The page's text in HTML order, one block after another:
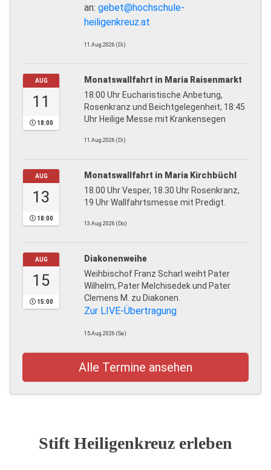
an: gebet@hochschule-
heiligenkreuz.at
11.Aug.2026 (Di)
AUG
11
18:00
Monatswallfahrt in Maria Raisenmarkt
18:00 Uhr Eucharistische Anbetung,
Rosenkranz und Beichtgelegenheit; 18:45
Uhr Heilige Messe mit Krankensegen
11.Aug.2026 (Di)
AUG
13
18:00
Monatswallfahrt in Maria Kirchbüchl
18.00 Uhr Vesper, 18.30 Uhr Rosenkranz,
19 Uhr Wallfahrtsmesse mit Predigt.
13.Aug.2026 (Do)
AUG
15
15:00
Diakonenweihe
Weihbischof Franz Scharl weiht Pater
Wilhelm, Pater Melchisedek und Pater
Clemens M. zu Diakonen.
Zur LIVE-Übertragung
15.Aug.2026 (Sa)
Alle Termine ansehen
Stift Heiligenkreuz erleben